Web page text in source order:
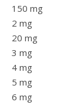
150 mg
2 mg
20 mg
3 mg
4 mg
5 mg
6 mg